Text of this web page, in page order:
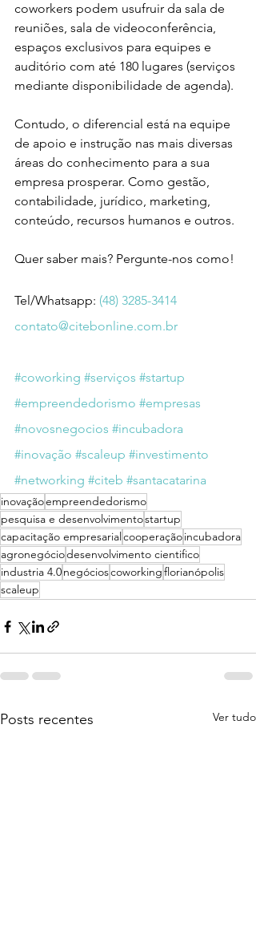
coworkers podem usufruir da sala de
reuniões, sala de videoconferência,
espaços exclusivos para equipes e
auditório com até 180 lugares (serviços
mediante disponibilidade de agenda).
Contudo, o diferencial está na equipe
de apoio e instrução nas mais diversas
áreas do conhecimento para a sua
empresa prosperar. Como gestão,
contabilidade, jurídico, marketing,
conteúdo, recursos humanos e outros.
Quer saber mais? Pergunte-nos como!
Tel/Whatsapp: (48) 3285-3414
contato@citebonline.com.br
#coworking #serviços #startup
#empreendedorismo #empresas
#novosnegocios #incubadora
#inovação #scaleup #investimento
#networking #citeb #santacatarina
inovaçãoempreendedorismo
pesquisa e desenvolvimentostartup
capacitação empresarialcooperaçãoincubadora
agronegóciodesenvolvimento cientifico
industria 4.0negócioscoworkingflorianópolis
scaleup
Posts recentes Ver tudo